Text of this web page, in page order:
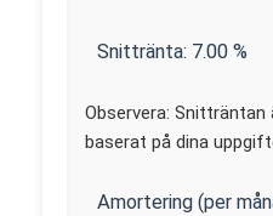
Snittränta: 7.00 %
Observera: Snitträntan
baserat på dina
Amortering (per